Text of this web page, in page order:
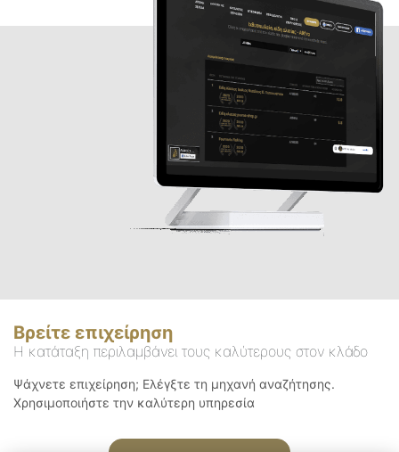
Βρείτε επιχείρηση
Η κατάταξη περιλαμβάνει τους καλύτερους στον κλάδο
Ψάχνετε επιχείρηση; Ελέγξτε τη μηχανή αναζήτησης.
Χρησιμοποιήστε την καλύτερη υπηρεσία